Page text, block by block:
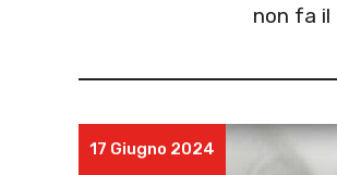
non fa il
17 Giugno 2024